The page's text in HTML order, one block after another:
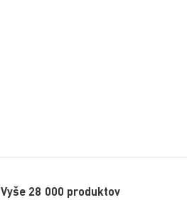
Vyše 28 000 produktov